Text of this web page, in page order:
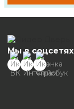
Мы в соцсетях